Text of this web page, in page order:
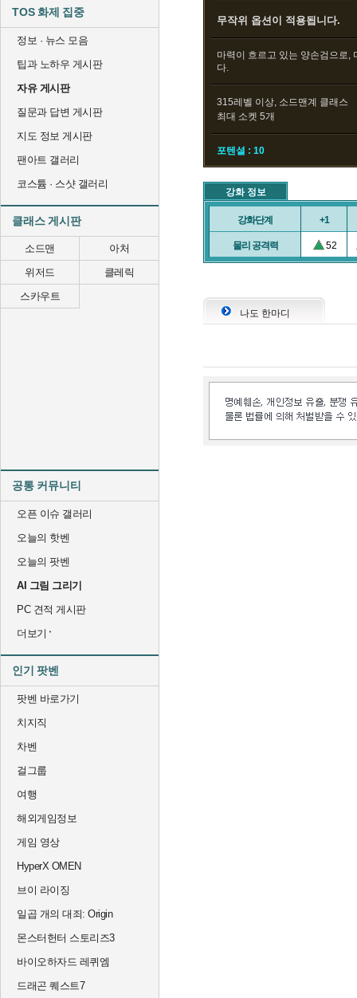
TOS 화제 집중
정보 · 뉴스 모음
팁과 노하우 게시판
자유 게시판
질문과 답변 게시판
지도 정보 게시판
팬아트 갤러리
코스튬 · 스샷 갤러리
클래스 게시판
소드맨
아처
위저드
클레릭
스카우트
공통 커뮤니티
오픈 이슈 갤러리
오늘의 핫벤
오늘의 팟벤
AI 그림 그리기
PC 견적 게시판
더보기
인기 팟벤
팟벤 바로가기
치지직
차벤
걸그룹
여행
해외게임정보
게임 영상
HyperX OMEN
브이 라이징
일곱 개의 대죄: Origin
몬스터헌터 스토리즈3
바이오하자드 레퀴엠
드래곤 퀘스트7
무작위 옵션이 적용됩니다.
마력이 흐르고 있는 양손검으로,
다.
315레벨 이상, 소드맨계 클래스
최대 소켓 5개
포텐셜 : 10
강화 정보
강화단계 +1
물리 공격력 52
나도 한마디